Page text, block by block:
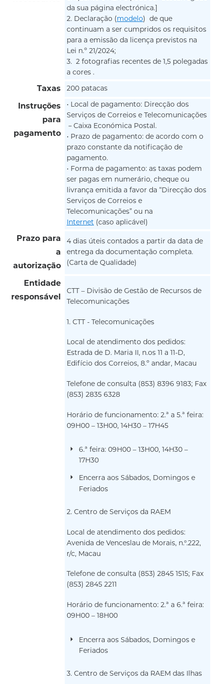
da sua página electrónica.]
2. Declaração (modelo) de que
continuam a ser cumpridos os requisitos
para a emissão da licença previstos na
Lei n.º 21/2024;
3. 2 fotografias recentes de 1,5 polegadas
a cores .
Taxas 200 patacas
Instruções
para
pagamento
• Local de pagamento: Direcção dos
Serviços de Correios e Telecomunicações
－Caixa Económica Postal.
• Prazo de pagamento: de acordo com o
prazo constante da notificação de
pagamento.
• Forma de pagamento: as taxas podem
ser pagas em numerário, cheque ou
livrança emitida a favor da “Direcção dos
Serviços de Correios e
Telecomunicações” ou na
Internet (caso aplicável)
Prazo para
a
autorização
4 dias úteis contados a partir da data de
entrega da documentação completa.
(Carta de Qualidade)
Entidade
responsável
CTT – Divisão de Gestão de Recursos de
Telecomunicações
1. CTT - Telecomunicações
Local de atendimento dos pedidos:
Estrada de D. Maria II, n.os 11 a 11-D,
Edifício dos Correios, 8.º andar, Macau
Telefone de consulta (853) 8396 9183; Fax
(853) 2835 6328
Horário de funcionamento: 2.ª a 5.ª feira:
09H00 – 13H00, 14H30 – 17H45
6.ª feira: 09H00 – 13H00, 14H30 –
17H30
Encerra aos Sábados, Domingos e
Feriados
2. Centro de Serviços da RAEM
Local de atendimento dos pedidos:
Avenida de Venceslau de Morais, n.°.222,
r/c, Macau
Telefone de consulta (853) 2845 1515; Fax
(853) 2845 2211
Horário de funcionamento: 2.ª a 6.ª feira:
09H00 – 18H00
Encerra aos Sábados, Domingos e
Feriados
3. Centro de Serviços da RAEM das Ilhas